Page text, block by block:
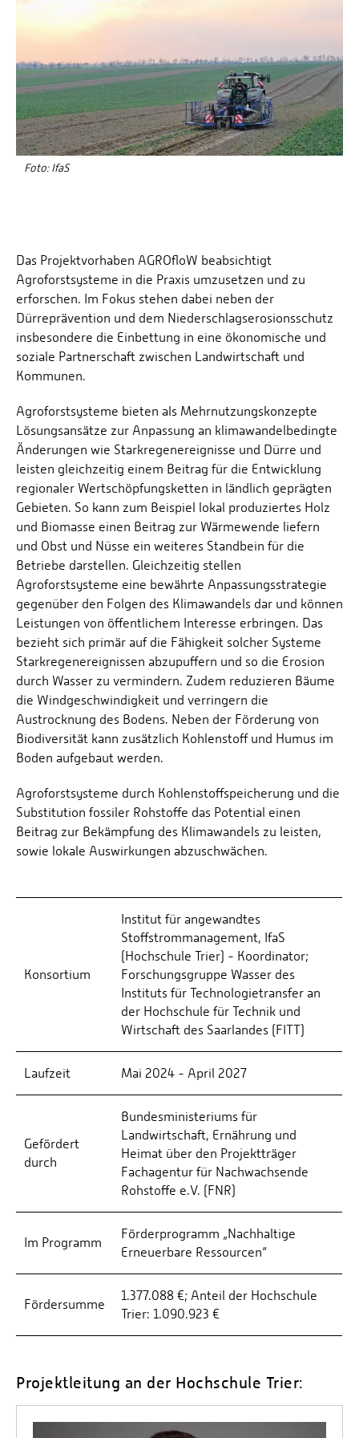
Energieeffizienzrecht und Klimaschutzrecht (IREK)
Fuel Cell Centre Rheinland-Pfalz
Nationalparkforschung
Perival
Robotix-Academy
S.U.N.-Projekt
Umweltinformationssysteme
Örtlicher Personalrat
Foto: IfaS
Das Projektvorhaben AGROfloW beabsichtigt
Agroforstsysteme in die Praxis umzusetzen und zu
erforschen. Im Fokus stehen dabei neben der
Dürreprävention und dem Niederschlagserosionsschutz
insbesondere die Einbettung in eine ökonomische und
soziale Partnerschaft zwischen Landwirtschaft und
Kommunen.
Agroforstsysteme bieten als Mehrnutzungskonzepte
Lösungsansätze zur Anpassung an klimawandelbedingte
Änderungen wie Starkregenereignisse und Dürre und
leisten gleichzeitig einem Beitrag für die Entwicklung
regionaler Wertschöpfungsketten in ländlich geprägten
Gebieten. So kann zum Beispiel lokal produziertes Holz
und Biomasse einen Beitrag zur Wärmewende liefern
und Obst und Nüsse ein weiteres Standbein für die
Betriebe darstellen. Gleichzeitig stellen
Agroforstsysteme eine bewährte Anpassungsstrategie
gegenüber den Folgen des Klimawandels dar und können
Leistungen von öffentlichem Interesse erbringen. Das
bezieht sich primär auf die Fähigkeit solcher Systeme
Starkregenereignissen abzupuffern und so die Erosion
durch Wasser zu vermindern. Zudem reduzieren Bäume
die Windgeschwindigkeit und verringern die
Austrocknung des Bodens. Neben der Förderung von
Biodiversität kann zusätzlich Kohlenstoff und Humus im
Boden aufgebaut werden.
Agroforstsysteme durch Kohlenstoffspeicherung und die
Substitution fossiler Rohstoffe das Potential einen
Beitrag zur Bekämpfung des Klimawandels zu leisten,
sowie lokale Auswirkungen abzuschwächen.
Konsortium
Institut für angewandtes
Stoffstrommanagement, IfaS
(Hochschule Trier) - Koordinator;
Forschungsgruppe Wasser des
Instituts für Technologietransfer an
der Hochschule für Technik und
Wirtschaft des Saarlandes (FITT)
Laufzeit Mai 2024 - April 2027
Gefördert
durch
Bundesministeriums für
Landwirtschaft, Ernährung und
Heimat über den Projektträger
Fachagentur für Nachwachsende
Rohstoffe e.V. (FNR)
Im Programm
Förderprogramm „Nachhaltige
Erneuerbare Ressourcen“
Fördersumme
1.377.088 €; Anteil der Hochschule
Trier: 1.090.923 €
Projektleitung an der Hochschule Trier: